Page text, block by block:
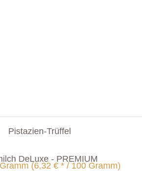
Pistazien-Trüffel
DeLuxe - PREMIUM
(6,32 € * / 100 Gramm)